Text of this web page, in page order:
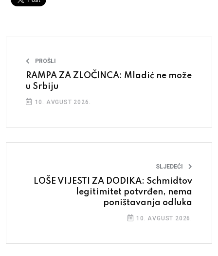
PROŠLI
RAMPA ZA ZLOČINCA: Mladić ne može
u Srbiju
10. AVGUST 2026.
SLJEDEĆI
LOŠE VIJESTI ZA DODIKA: Schmidtov
legitimitet potvrđen, nema
poništavanja odluka
10. AVGUST 2026.